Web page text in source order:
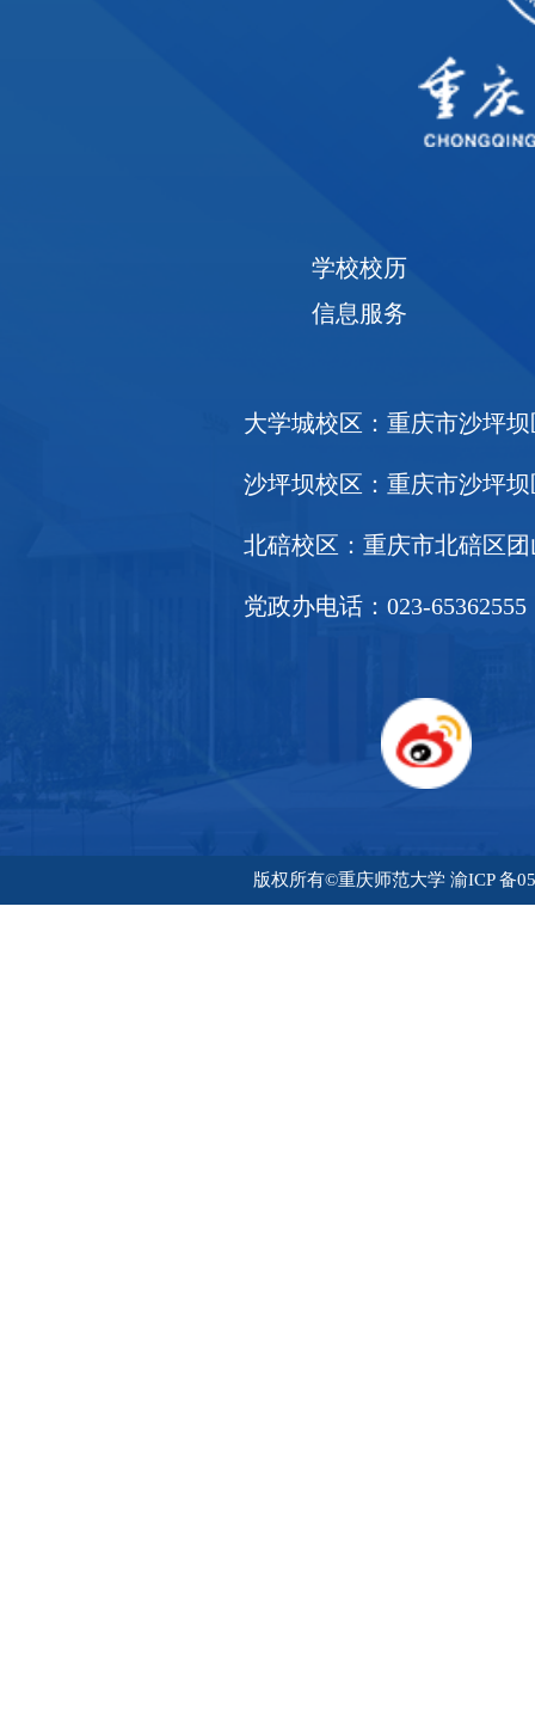
学校校历
信息服务
大学城校区：重庆市沙坪
沙坪坝校区：重庆市沙坪
北碚校区：重庆市北碚区团
党政办电话：023-65362555
版权所有©重庆师范大学 渝ICP 备